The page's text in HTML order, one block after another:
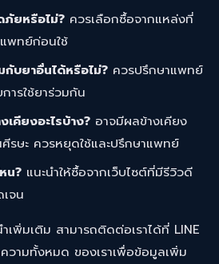
ยหรือไม่? ควรเลือกซื้อจากแหล่งที่
พทย์ก่อนใช้
กับยาอื่นได้หรือไม่? ควรปรึกษาแพทย์
ารใช้ยาร่วมกัน
คียงอะไรบ้าง? อาจมีผลข้างเคียง
รษะ ควรหยุดใช้และปรึกษาแพทย์
น? แนะนำให้ซื้อจากเว็บไซต์ที่มีรีวิวดี
จน
เพิ่มเติม สามารถติดต่อเราได้ที่ LINE
วามทั้งหมด ของเราเพื่อข้อมูลเพิ่ม